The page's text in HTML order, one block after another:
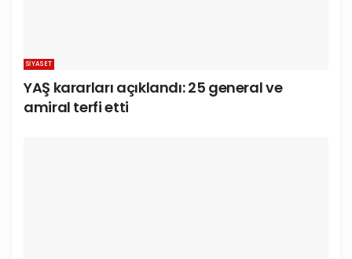
SIYASET
YAŞ kararları açıklandı: 25 general ve
amiral terfi etti